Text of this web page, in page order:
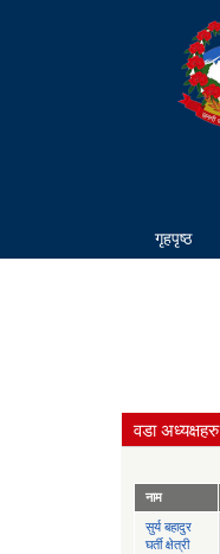
गृहपृष्ठ
वडा अध्यक्षहरु
नाम
सुर्य बहादुर
घर्ती क्षेत्री